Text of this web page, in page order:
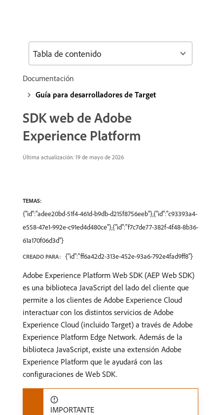
Documentación
Guía para desarrolladores de Target
SDK web de Adobe
Experience Platform
Última actualización: 19 de mayo de 2026
TEMAS:
{"id":"adee20bd-51f4-461d-b9db-d215f8756eeb"},{"id":"c93393a4-
e558-47e1-992e-c91ed4d480ce"},{"id":"f7c7de77-382f-4f48-8b36-
61a170f06d3d"}
CREADO PARA: {"id":"ff6a42d2-313e-452e-93a6-792e4fad9ff8"}
Adobe Experience Platform Web SDK (AEP Web SDK)
es una biblioteca JavaScript del lado del cliente que
permite a los clientes de Adobe Experience Cloud
interactuar con los distintos servicios de Adobe
Experience Cloud (incluido Target) a través de Adobe
Experience Platform Edge Network. Además de la
biblioteca JavaScript, existe una extensión Adobe
Experience Platform que le ayudará con las
configuraciones de Web SDK.
IMPORTANTE
Tabla de contenido